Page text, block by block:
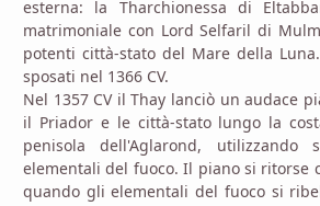
esterna: la Tharchionessa di
matrimoniale con Lord Selfaril di
potenti città-stato del Mare della
sposati nel 1366 CV.
Nel 1357 CV il Thay lanciò un audace
il Priador e le città-stato lungo la
penisola dell'Aglarond, utilizzando
elementali del fuoco. Il piano si ritorse
quando gli elementali del fuoco si